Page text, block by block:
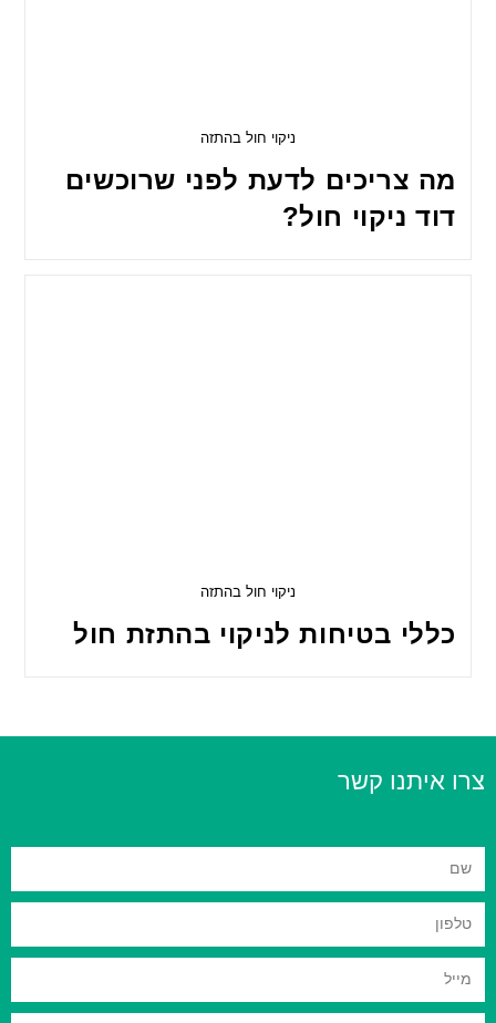
ניקוי חול בהתזה
מה צריכים לדעת לפני שרוכשים
דוד ניקוי חול?
ניקוי חול בהתזה
כללי בטיחות לניקוי בהתזת חול
צרו איתנו קשר